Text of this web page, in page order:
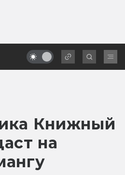
Книжный
на